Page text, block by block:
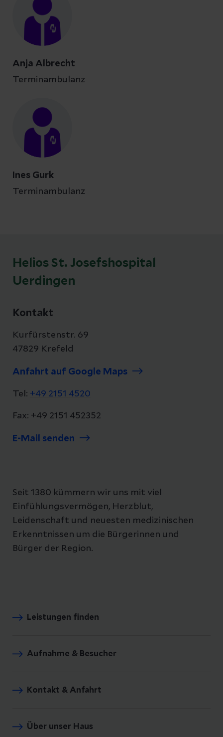
Anja Albrecht
Terminambulanz
Ines Gurk
Terminambulanz
Helios St. Josefshospital
Uerdingen
Kontakt
Kurfürstenstr. 69
47829 Krefeld
Anfahrt auf Google Maps
Tel: +49 2151 4520
Fax: +49 2151 452352
E-Mail senden
Seit 1380 kümmern wir uns mit viel
Einfühlungsvermögen, Herzblut,
Leidenschaft und neuesten medizinischen
Erkenntnissen um die Bürgerinnen und
Bürger der Region.
Leistungen finden
Aufnahme & Besucher
Kontakt & Anfahrt
Über unser Haus